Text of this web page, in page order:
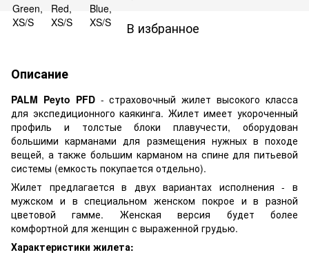
В избранное
Описание
PALM Peyto PFD - страховочный жилет высокого класса
для экспедиционного каякинга. Жилет имеет укороченный
профиль и толстые блоки плавучести, оборудован
большими карманами для размещения нужных в походе
вещей, а также большим карманом на спине для питьевой
системы (емкость покупается отдельно).
Жилет предлагается в двух вариантах исполнения - в
мужском и в специальном женском покрое и в разной
цветовой гамме. Женская версия будет более
комфортной для женщин с выраженной грудью.
Характеристики жилета: